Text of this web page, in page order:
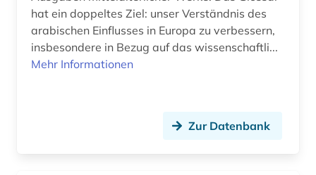
jüdischer krieg 66-70 (1)
jüdischer krieg | 66-70| (1)
hat ein doppeltes Ziel: unser Verständnis des
arabischen Einflusses in Europa zu verbessern,
insbesondere in Bezug auf das wissenschaftli...
Mehr Informationen
Zur Datenbank